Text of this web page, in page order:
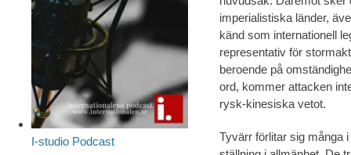
imperialistiska länder,
känd som internationell
representativ för
beroende på
ord, kommer attacken
rysk-kinesiska vetot.
Tyvärr förlitar sig många
I-studio Podcast